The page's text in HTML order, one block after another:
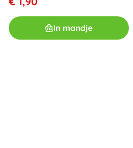
In mandje